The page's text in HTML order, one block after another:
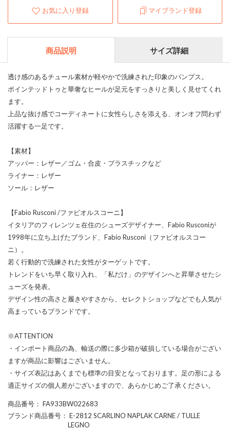
お気に入り登録 マイブランド登録
商品説明 サイズ詳細
透け感のあるチュール素材が軽やかで洗練された印象のパンプス。
ポインテッドトゥと華奢なヒールが足元をすっきりと美しく見せてくれ
ます。
上品な抜け感でコーディネートに女性らしさを添える、オンオフ問わず
活躍する一足です。
【素材】
アッパー：レザー／ゴム・合皮・プラスチックなど
ライナー：レザー
ソール：レザー
【Fabio Rusconi /ファビオルスコーニ】
イタリアのフィレンツェ在住のシューズデザイナー、Fabio Rusconiが
1998年に立ち上げたブランド、Fabio Rusconi（ファビオルスコー
ニ）。
若く行動的で洗練された女性がターゲットです。
トレンドをいち早く取り入れ、「私だけ」のデザインへと昇華させたシ
ューズを発表。
デザイン性の高さと履きやすさから、セレクトショップなどでも人気が
高まっているブランドです。
※ATTENTION
・インポート商品の為、輸送の際に多少箱が破損している場合がござい
ますが商品に影響はございません。
・サイズ表記はあくまでも標準の目安となっております。足の形による
適正サイズの個人差がございますので、あらかじめご了承ください。
商品番号 ： FA933BW022683
ブランド商品番号 ： E-2812 SCARLINO NAPLAK CARNE / TULLE
LEGNO